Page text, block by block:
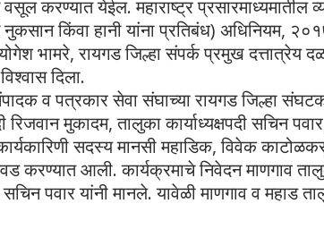
करण्यात येईल. महाराष्ट्र प्रसारमाध्यमातील
किंवा हानी यांना प्रतिबंध) अधिनियम,
भामरे, रायगड जिल्हा संपर्क प्रमुख दत्तात्रेय
दिला.
व पत्रकार सेवा संघाच्या रायगड जिल्हा
रिजवान मुकादम, तालुका कार्याध्यक्षपदी सचिन
सदस्य मानसी महाडिक, विवेक
करण्यात आली. कार्यक्रमाचे निवेदन माणगाव
सचिन पवार यांनी मानले. यावेळी माणगाव व महाड